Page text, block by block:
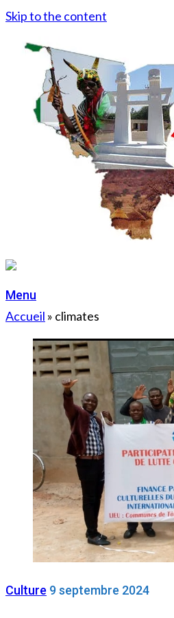
Skip to the content
Menu
Accueil » climates
Culture 9 septembre 2024